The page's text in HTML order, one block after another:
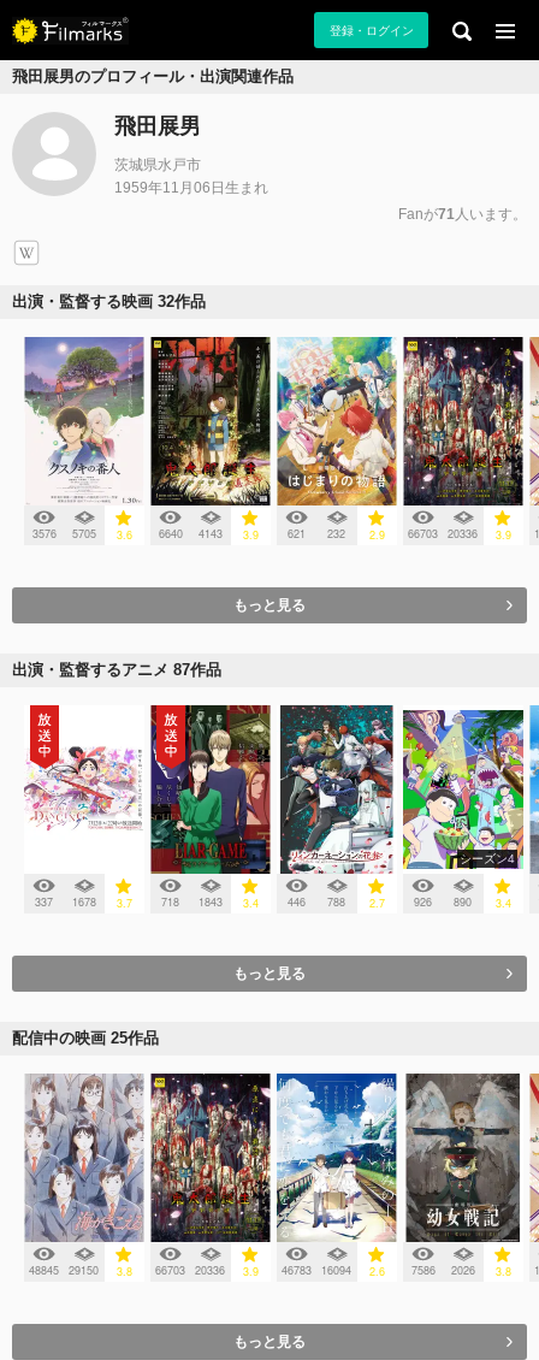
登録・ログイン
飛田展男のプロフィール・出演関連作品
飛田展男
茨城県水戸市
1959年11月06日生まれ
Fanが71人います。
出演・監督する映画 32作品
3576 5705 3.6 6640 4143 3.9 621 232 2.9 66703 20336 3.9
もっと見る
出演・監督するアニメ 87作品
337 1678 3.7 718 1843 3.4 446 788 2.7
シーズン4
926 890 3.4
もっと見る
配信中の映画 25作品
48845 29150 3.8 66703 20336 3.9 46783 16094 2.6 7586 2026 3.8
もっと見る